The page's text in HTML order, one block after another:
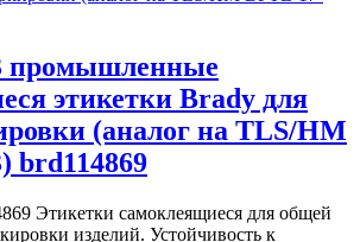
промышленные
этикетки Brady для
(аналог на TLS/HM
brd114869
Этикетки самоклеящиеся для общей
изделий. Устойчивость к